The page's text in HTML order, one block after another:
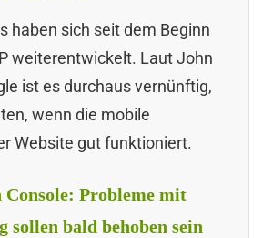
haben sich seit dem Beginn
weiterentwickelt. Laut John
ist es durchaus vernünftig,
wenn die mobile
Website gut funktioniert.
Console: Probleme mit
sollen bald behoben sein